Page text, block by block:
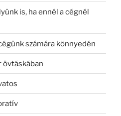
is, ha ennél a cégnél
számára könnyedén
övtáskában